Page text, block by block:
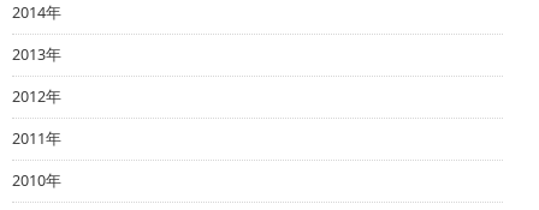
2014年
2013年
2012年
2011年
2010年